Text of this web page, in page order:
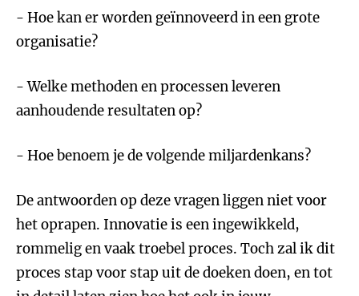
- Hoe kan er worden geïnnoveerd in een grote
organisatie?
- Welke methoden en processen leveren
aanhoudende resultaten op?
- Hoe benoem je de volgende miljardenkans?
De antwoorden op deze vragen liggen niet voor
het oprapen. Innovatie is een ingewikkeld,
rommelig en vaak troebel proces. Toch zal ik dit
proces stap voor stap uit de doeken doen, en tot